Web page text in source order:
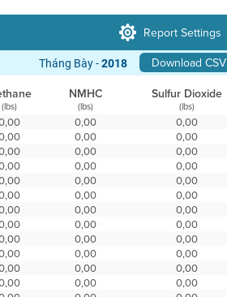
Report Settings
Download CSV
Tháng Bảy -2018
NMHC Sulfur Dioxide
(lbs) (lbs) (lbs)
0,00
0,00
0,00
0,00
0,00
0,00
0,00
0,00
0,00
0,00
0,00
0,00
0,00
0,00
0,00
0,00
0,00
0,00
0,00
0,00
0,00
0,00
0,00
0,00